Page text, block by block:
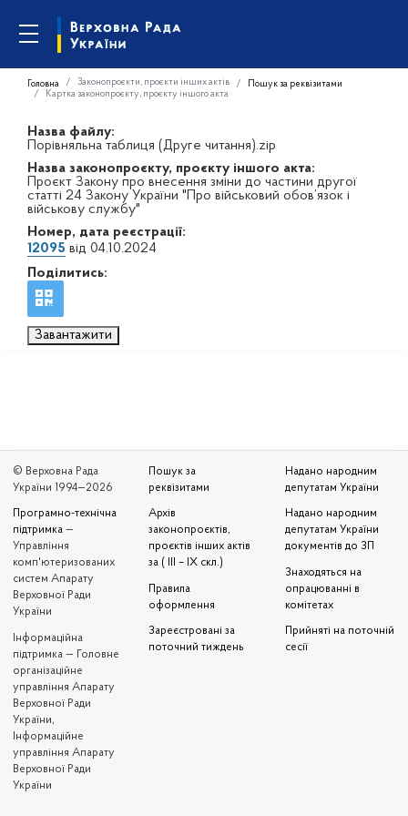
Головна Законопроєкти, проєкти інших актів
Пошук за реквізитами
Картка законопроєкту, проєкту іншого акта
Назва файлу:
Порівняльна таблиця (Друге читання).zip
Назва законопроєкту, проєкту іншого акта:
Проєкт Закону про внесення зміни до частини другої
статті 24 Закону України "Про військовий обов’язок і
військову службу"
Номер, дата реєстрації:
12095 від 04.10.2024
Поділитись:
Завантажити
© Верховна Рада
України 1994—2026
Програмно-технічна
підтримка —
Управління
комп'ютеризованих
систем Апарату
Верховної Ради
України
Iнформаційна
підтримка — Головне
організаційне
управління Апарату
Верховної Ради
України,
Інформаційне
управління Апарату
Верховної Ради
України
Пошук за
реквізитами
Архів
законопроєктів,
проєктів інших актів
за ( III – IX скл.)
Правила
оформлення
Зареєстровані за
поточний тиждень
Надано народним
депутатам України
Надано народним
депутатам України
документів до ЗП
Знаходяться на
опрацюванні в
комітетах
Прийняті на поточній
сесії